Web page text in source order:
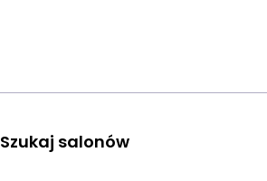
Szukaj salonów